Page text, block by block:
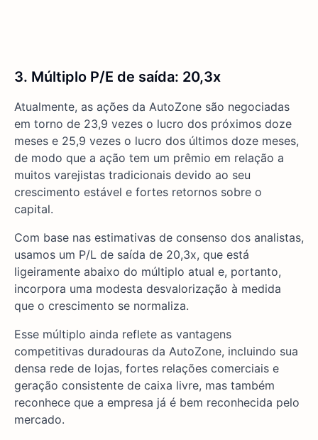
3. Múltiplo P/E de saída: 20,3x
Atualmente, as ações da AutoZone são negociadas
em torno de 23,9 vezes o lucro dos próximos doze
meses e 25,9 vezes o lucro dos últimos doze meses,
de modo que a ação tem um prêmio em relação a
muitos varejistas tradicionais devido ao seu
crescimento estável e fortes retornos sobre o
capital.
Com base nas estimativas de consenso dos analistas,
usamos um P/L de saída de 20,3x, que está
ligeiramente abaixo do múltiplo atual e, portanto,
incorpora uma modesta desvalorização à medida
que o crescimento se normaliza.
Esse múltiplo ainda reflete as vantagens
competitivas duradouras da AutoZone, incluindo sua
densa rede de lojas, fortes relações comerciais e
geração consistente de caixa livre, mas também
reconhece que a empresa já é bem reconhecida pelo
mercado.